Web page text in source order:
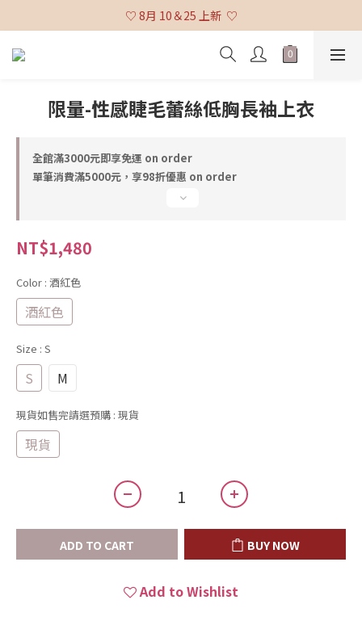
♡ 全館消費滿 $3,000 免運 (不含貨到付款及海外配送) ♡
♡ 8月 10＆25 上新  ♡
♡ 全館消費滿 $3,000 免運 (不含貨到付款及海外配送) ♡
限量-性感睫毛蕾絲低胸長袖上衣
全館滿3000元即享免運 on order
單筆消費滿5000元，享98折優惠 on order
NT$1,480
Color : 酒紅色
酒紅色
Size : S
S M
現貨如售完請選預購 : 現貨
現貨
ADD TO CART BUY NOW
Add to Wishlist